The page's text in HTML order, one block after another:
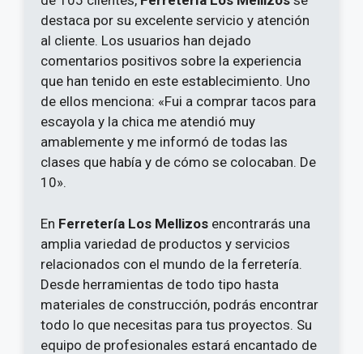
destaca por su excelente servicio y atención
al cliente. Los usuarios han dejado
comentarios positivos sobre la experiencia
que han tenido en este establecimiento. Uno
de ellos menciona: «Fui a comprar tacos para
escayola y la chica me atendió muy
amablemente y me informó de todas las
clases que había y de cómo se colocaban. De
10».
En Ferretería Los Mellizos encontrarás una
amplia variedad de productos y servicios
relacionados con el mundo de la ferretería.
Desde herramientas de todo tipo hasta
materiales de construcción, podrás encontrar
todo lo que necesitas para tus proyectos. Su
equipo de profesionales estará encantado de